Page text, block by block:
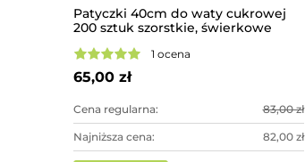
Patyczki 40cm do waty cukrowej
200 sztuk szorstkie, świerkowe
1 ocena
65,00 zł
Cena regularna: 83,00 zł
Najniższa cena: 82,00 zł